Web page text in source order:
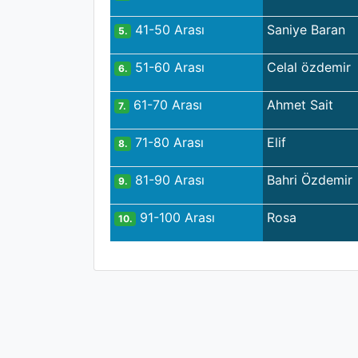
5. 41-50 Arası Saniye Baran
6. 51-60 Arası Celal özdemir
7. 61-70 Arası Ahmet Sait
8. 71-80 Arası Elif
9. 81-90 Arası Bahri Özdemir
10. 91-100 Arası Rosa